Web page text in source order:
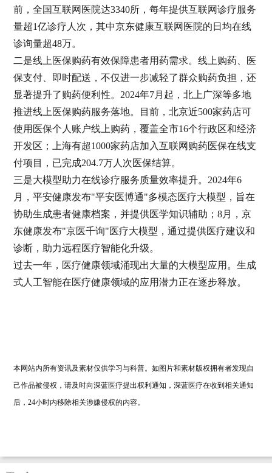
前，全国互联网医院达3340所，每年提供互联网诊疗服务
量超1亿诊疗人次，其中京东健康互联网医院的日均在线
诊询量超48万。
二是线上医保购药有效保障患者用药需求。线上购药、医
保支付、即时配送，不仅进一步减轻了群众购药负担，还
显著提升了购药便利性。 2024年7月起，北上广深等多地
推进线上医保购药服务落地。目前，北京近500家药店可
使用医保个人账户线上购药，覆盖全市16个行政区和经济
开发区；上海有超1000家药店加入互联网购药医保在线支
付项目，已完成204.7万人次医保结算。
三是大模型助力在线诊疗服务质量效率提升。 2024年6
月，平安健康发布"平安医博通"多模态医疗大模型，旨在
协助生成患者健康档案，并提供医学知识辅助；8月，京
东健康发布"京医千询"医疗大模型，通过提供医疗建议和
诊断，助力远程医疗智能化升级。
过去一年，医疗健康领域涌现出大量的大模型应用。生成
式人工智能在医疗健康领域的应用潜力正在逐步释放。
本网站内所有资讯及素材仅供学习与科普。如图片和素材版权拥有者发现自
己作品被侵权，请及时向深蓝医疗提出权利通知，深蓝医疗在收到相关通知
后，24小时内移除相关涉嫌侵权的内容。